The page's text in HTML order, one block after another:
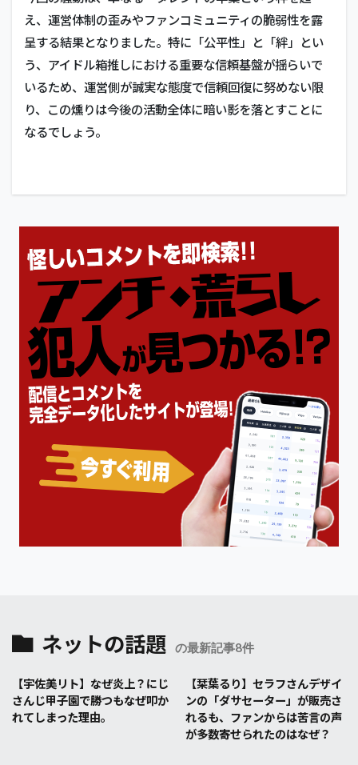
え、運営体制の歪みやファンコミュニティの脆弱性を露
呈する結果となりました。特に「公平性」と「絆」とい
う、アイドル箱推しにおける重要な信頼基盤が揺らいで
いるため、運営側が誠実な態度で信頼回復に努めない限
り、この燻りは今後の活動全体に暗い影を落とすことに
なるでしょう。
ネットの話題 の最新記事8件
【宇佐美リト】なぜ炎上？にじ
さんじ甲子園で勝つもなぜ叩か
れてしまった理由。
【栞葉るり】セラフさんデザイ
ンの「ダサセーター」が販売さ
れるも、ファンからは苦言の声
が多数寄せられたのはなぜ？